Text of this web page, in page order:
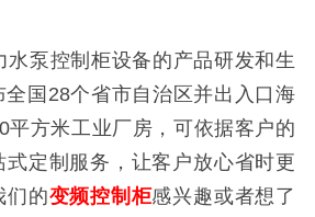
水泵控制柜设备的产品研发和生
国28个省市自治区并出入口海
平方米工业厂房，可依据客户的
定制服务，让客户放心省时更
们的变频控制柜感兴趣或者想了